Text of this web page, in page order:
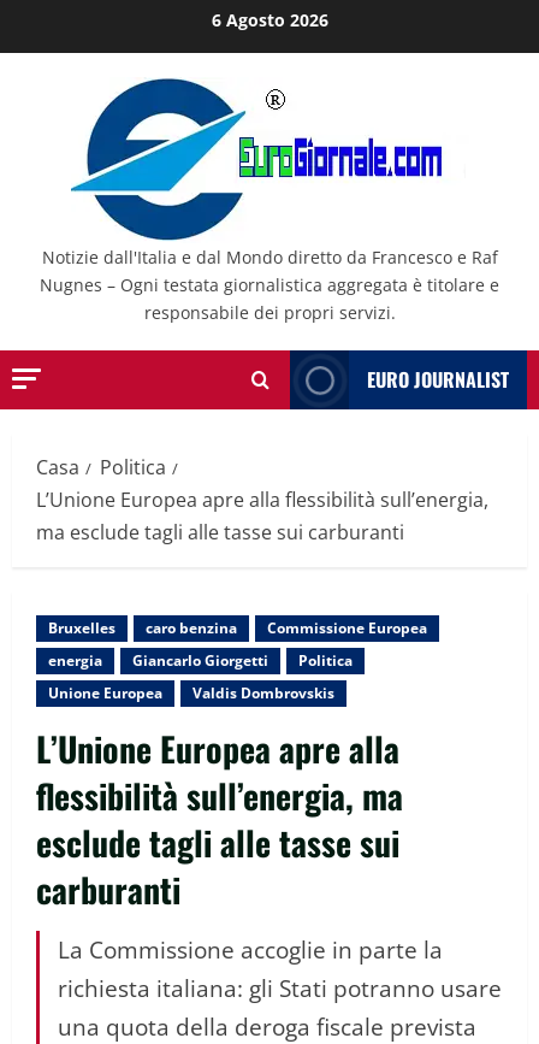
al
6 Agosto 2026
Notizie dall'Italia e dal Mondo diretto da Francesco e Raf
Nugnes – Ogni testata giornalistica aggregata è titolare e
responsabile dei propri servizi.
EURO JOURNALIST
Casa
Politica
L’Unione Europea apre alla flessibilità sull’energia,
ma esclude tagli alle tasse sui carburanti
Bruxelles caro benzina
Commissione Europea
energia
Giancarlo Giorgetti
Politica
Unione Europea
Valdis Dombrovskis
L’Unione Europea apre alla
flessibilità sull’energia, ma
esclude tagli alle tasse sui
carburanti
La Commissione accoglie in parte la
richiesta italiana: gli Stati potranno usare
una quota della deroga fiscale prevista